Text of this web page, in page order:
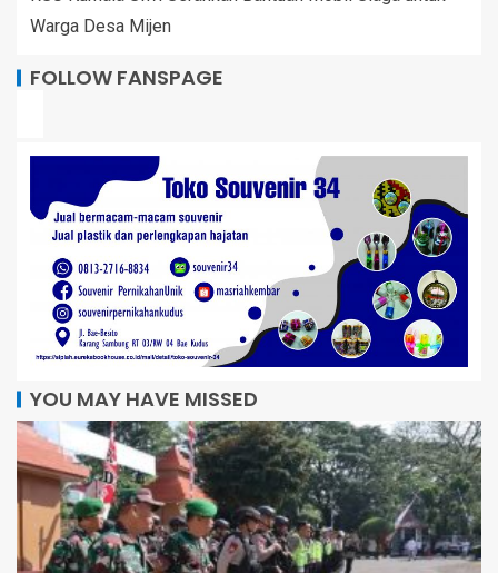
Warga Desa Mijen
FOLLOW FANSPAGE
YOU MAY HAVE MISSED